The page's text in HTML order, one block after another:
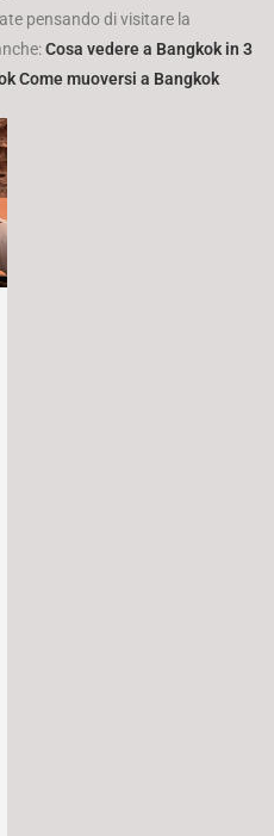
pensando di visitare la
Cosa vedere a Bangkok in 3
Come muoversi a Bangkok